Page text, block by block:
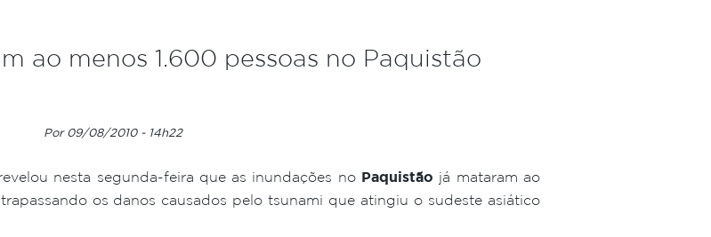
ao menos 1.600 pessoas no Paquistão
Por 09/08/2010 - 14h22
nesta segunda-feira que as inundações no Paquistão já mataram ao
os danos causados pelo tsunami que atingiu o sudeste asiático